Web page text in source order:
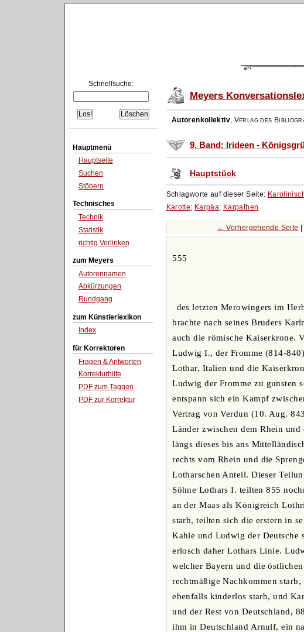
Schnellsuche:
Hauptmenü
Hauptseite
Suchen
Stöbern
Technisches
Technik
Statistik
richtig Verlinken
zum Meyers
Autorennamen
Abkürzungen
Rundgang
zum Künstlerlexikon
Index
für Korrektoren
Fragen & Antworten
Korrekturhilfe
PDF zum Taggen
PDF zur Korrektur
Meyers
Autorenkollektiv, Verlag des
9. Band: Irideen -
Hauptstück
Schlagworte auf dieser Seite:
Karotte; Karpäa; Karpathen
← Vorhergehende Seite
555
des letzten Merowingers im
brachte nach seines Bruders
auch die römische Kaiserkrone.
Ludwig I., der Fromme (814-
Lothar, Italien und die
Ludwig der Fromme zu gunsten
entspann sich ein Kampf
Vertrag von Verdun (10. Aug.
Länder zwischen dem Rhein
längs dieses bis ans
rechts vom Rhein und die
Lotharschen Anteil. Dieser
Söhne Lothars I. teilten 855
an der Maas als Königreich
starb, teilten sich die erstern in
Kahle und Ludwig der Deutsche
erlosch daher Lothars Linie.
welcher Bayern und die
rechtmäßige Nachkommen
ebenfalls kinderlos starb, und
und der Rest von Deutschland,
ihm in Deutschland Arnulf, ein